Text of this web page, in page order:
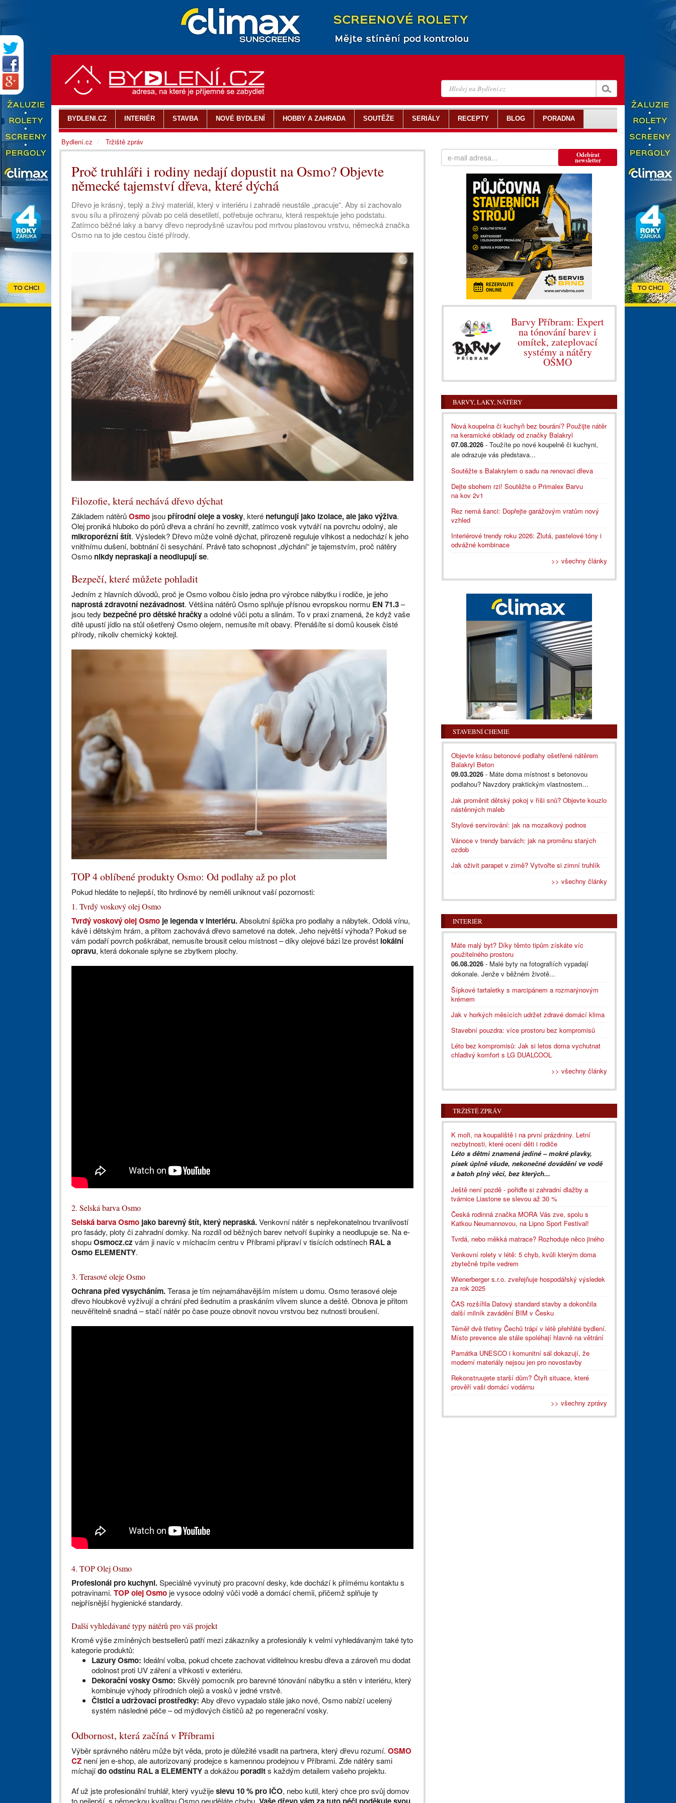
Proč truhláři i rodiny nedají dopustit na Osmo? Objevte
německé tajemství dřeva, které dýchá
Dřevo je krásný, teplý a živý materiál, který v interiéru i zahradě neustále „pracuje“. Aby si zachovalo
svou sílu a přirozený půvab po celá desetiletí, potřebuje ochranu, která respektuje jeho podstatu.
Zatímco běžné laky a barvy dřevo neprodyšně uzavřou pod mrtvou plastovou vrstvu, německá značka
Osmo na to jde cestou čisté přírody.
Filozofie, která nechává dřevo dýchat
Základem nátěrůOsmo jsoupřírodní oleje a vosky, které nefungují jako izolace, ale jako výživa.
Olej proniká hluboko do pórů dřeva a chrání ho zevnitř, zatímco vosk vytváří na povrchu odolný, ale
mikroporézní štít. Výsledek? Dřevo může volně dýchat, přirozeně reguluje vlhkost a nedochází k jeho
vnitřnímu dušení, bobtnání či sesychání. Právě tato schopnost „dýchání“ je tajemstvím, proč nátěry
Osmo nikdy nepraskají a neodlupují se.
Bezpečí, které můžete pohladit
Jedním z hlavních důvodů, proč je Osmo volbou číslo jedna pro výrobce nábytku i rodiče, je jeho
naprostá zdravotní nezávadnost. Většina nátěrů Osmo splňuje přísnou evropskou normu EN 71.3–
jsou tedy bezpečné pro dětské hračkya odolné vůči potu a slinám. To v praxi znamená, že když vaše
dítě upustí jídlo na stůl ošetřený Osmo olejem, nemusíte mít obavy. Přenášíte si domů kousek čisté
přírody, nikoliv chemický koktejl.
TOP 4 oblíbené produkty Osmo: Od podlahy až po plot
Pokud hledáte to nejlepší, tito hrdinové by neměli uniknout vaší pozornosti:
1. Tvrdý voskový olej Osmo
Tvrdý voskový olej Osmo je legenda v interiéru.Absolutní špička pro podlahy a nábytek. Odolá vínu,
kávě i dětským hrám, a přitom zachovává dřevo sametové na dotek. Jeho největší výhoda? Pokud se
vám podaří povrch poškrábat, nemusíte brousit celou místnost – díky olejové bázi lze provést lokální
opravu, která dokonale splyne se zbytkem plochy.
2. Selská barva Osmo
Selská barva Osmo jako barevný štít, který nepraská.Venkovní nátěr s nepřekonatelnou trvanlivostí
pro fasády, ploty či zahradní domky. Na rozdíl od běžných barev netvoří šupinky a neodlupuje se. Na e-
shopuOsmocz.cz vám ji navíc v míchacím centru v Příbrami připraví v tisících odstínech RAL a
Osmo ELEMENTY.
3. Terasové oleje Osmo
Ochrana před vysycháním.Terasa je tím nejnamáhavějším místem u domu. Osmo terasové oleje
dřevo hloubkově vyživují a chrání před šednutím a praskáním vlivem slunce a deště. Obnova je přitom
neuvěřitelně snadná – stačí nátěr po čase pouze obnovit novou vrstvou bez nutnosti broušení.
4. TOP Olej Osmo
Profesionál pro kuchyni.Speciálně vyvinutý pro pracovní desky, kde dochází k přímému kontaktu s
potravinami. TOP olej Osmo je vysoce odolný vůči vodě a domácí chemii, přičemž splňuje ty
nejpřísnější hygienické standardy.
Další vyhledávané typy nátěrů pro váš projekt
Kromě výše zmíněných bestsellerů patří mezi zákazníky a profesionály k velmi vyhledávaným také tyto
kategorie produktů:
Lazury Osmo: Ideální volba, pokud chcete zachovat viditelnou kresbu dřeva a zároveň mu dodat
odolnost proti UV záření a vlhkosti v exteriéru.
Dekorační vosky Osmo: Skvělý pomocník pro barevné tónování nábytku a stěn v interiéru, který
kombinuje výhody přírodních olejů a vosků v jedné vrstvě.
Čisticí a udržovací prostředky: Aby dřevo vypadalo stále jako nové, Osmo nabízí ucelený
systém následné péče – od mýdlových čističů až po regenerační vosky.
Odbornost, která začíná v Příbrami
Výběr správného nátěru může být věda, proto je důležité vsadit na partnera, který dřevu rozumí. OSMO
CZ není jen e-shop, ale autorizovaný prodejce s kamennou prodejnou v Příbrami. Zde nátěry sami
míchajído odstínu RAL a ELEMENTYa dokážouporadits každým detailem vašeho projektu.
Ať už jste profesionální truhlář, který využijeslevu 10 % pro IČO, nebo kutil, který chce pro svůj domov
to nejlepší, s německou kvalitou Osmo neuděláte chybu.
Odebírat
newsletter
Barvy Příbram: Expert
na tónování barev i
omítek, zateplovací
systémy a nátěry
OSMO
BARVY, LAKY, NÁTĚRY
Nová koupelna či kuchyň bez bourání? Použijte nátěr
na keramické obklady od značky Balakryl
07.08.2026 - Toužíte po nové koupelně či kuchyni,
ale odrazuje vás představa...
Soutěžte s Balakrylem o sadu na renovaci dřeva
Dejte sbohem rzi! Soutěžte o Primalex Barvu
na kov 2v1
Rez nemá šanci: Dopřejte garážovým vratům nový
vzhled
Interiérové trendy roku 2026: Žlutá, pastelové tóny i
odvážné kombinace
>> všechny články
STAVEBNÍ CHEMIE
Objevte krásu betonové podlahy ošetřené nátěrem
Balakryl Beton
09.03.2026 - Máte doma místnost s betonovou
podlahou? Navzdory praktickým vlastnostem...
Jak proměnit dětský pokoj v říši snů? Objevte kouzlo
nástěnných maleb
Stylové servírování: jak na mozaikový podnos
Vánoce v trendy barvách: jak na proměnu starých
ozdob
Jak oživit parapet v zimě? Vytvořte si zimní truhlík
>> všechny články
INTERIÉR
Máte malý byt? Díky těmto tipům získáte víc
použitelného prostoru
06.08.2026 - Malé byty na fotografiích vypadají
dokonale. Jenže v běžném životě...
Šípkové tartaletky s marcipánem a rozmarýnovým
krémem
Jak v horkých měsících udržet zdravé domácí klima
Stavební pouzdra: více prostoru bez kompromisů
Léto bez kompromisů: Jak si letos doma vychutnat
chladivý komfort s LG DUALCOOL
>> všechny články
TRŽIŠTĚ ZPRÁV
K moři, na koupaliště i na první prázdniny. Letní
nezbytnosti, které ocení děti i rodiče
Léto s dětmi znamená jediné – mokré plavky,
písek úplně všude, nekonečné dovádění ve vodě
a batoh plný věcí, bez kterých...
Ještě není pozdě - pořiďte si zahradní dlažby a
tvárnice Liastone se slevou až 30 %
Česká rodinná značka MORA Vás zve, spolu s
Katkou Neumannovou, na Lipno Sport Festival!
Tvrdá, nebo měkká matrace? Rozhoduje něco jiného
Venkovní rolety v létě: 5 chyb, kvůli kterým doma
zbytečně trpíte vedrem
Wienerberger s.r.o. zveřejňuje hospodářský výsledek
za rok 2025
ČAS rozšířila Datový standard stavby a dokončila
další milník zavádění BIM v Česku
Téměř dvě třetiny Čechů trápí v létě přehřáté bydlení.
Místo prevence ale stále spoléhají hlavně na větrání
Památka UNESCO i komunitní sál dokazují, že
moderní materiály nejsou jen pro novostavby
Rekonstruujete starší dům? Čtyři situace, které
prověří vaši domácí vodárnu
>> všechny zprávy
BYDLENI.CZ INTERIÉR STAVBA NOVÉ BYDLENÍ HOBBY A ZAHRADA SOUTĚŽE SERIÁLY RECEPTY BLOG PORADNA
Bydlení.cz Tržiště zpráv